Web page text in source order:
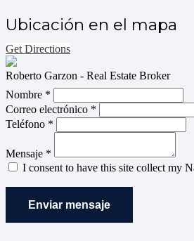
Ubicación en el mapa
Get Directions
Roberto Garzon - Real Estate Broker
Nombre *
Correo electrónico *
Teléfono *
Mensaje *
I consent to have this site collect my
Enviar mensaje